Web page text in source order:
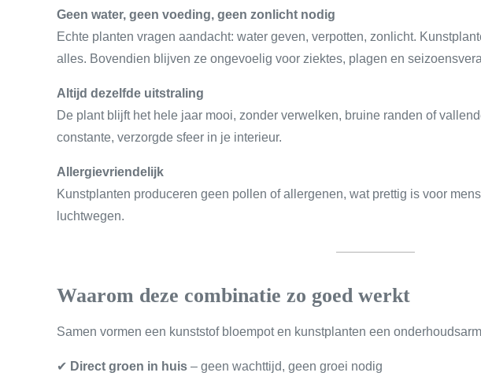
Geen water, geen voeding, geen zonlicht nodig
Echte planten vragen aandacht: water geven, verpotten, zonlicht.
alles. Bovendien blijven ze ongevoelig voor ziektes, plagen en
Altijd dezelfde uitstraling
De plant blijft het hele jaar mooi, zonder verwelken, bruine randen of
constante, verzorgde sfeer in je interieur.
Allergievriendelijk
Kunstplanten produceren geen pollen of allergenen, wat prettig is voor
luchtwegen.
Waarom deze combinatie zo goed werkt
Samen vormen een kunststof bloempot en kunstplanten een
✔ Direct groen in huis – geen wachttijd, geen groei nodig